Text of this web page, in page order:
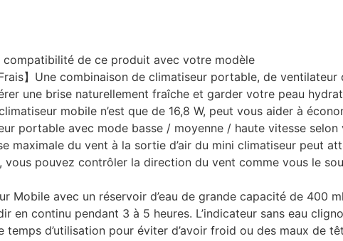
de ce produit avec votre modèle
】Une combinaison de climatiseur portable, de
une brise naturellement fraîche et garder votre peau
mobile n’est que de 16,8 W, peut vous aider à
portable avec mode basse / moyenne / haute vitesse
maximale du vent à la sortie d’air du mini climatiseur peut
pouvez contrôler la direction du vent comme vous le
Mobile avec un réservoir d’eau de grande capacité de 400
en continu pendant 3 à 5 heures. L’indicateur sans eau
d’utilisation pour éviter d’avoir froid ou des maux de